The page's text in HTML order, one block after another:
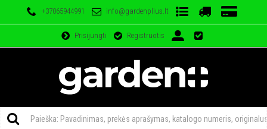
+37065944991 info@gardenplius.lt
Prisijungti Registruotis